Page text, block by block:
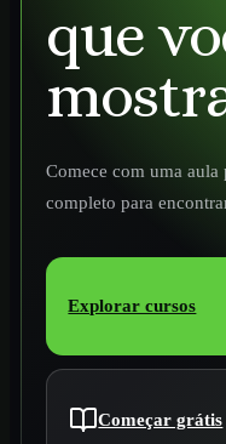
que
Comece com uma
completo para
Explorar cursos
Começar grátis